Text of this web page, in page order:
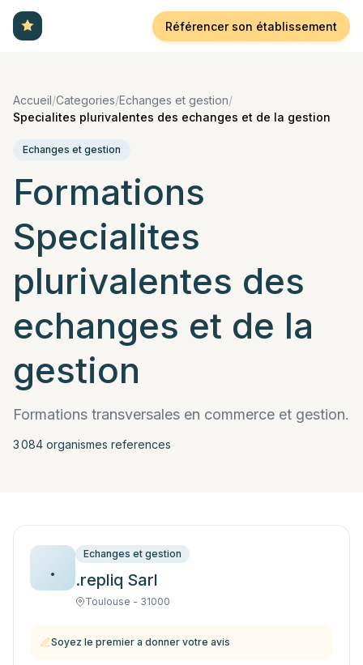
Référencer son établissement
Accueil/Categories/Echanges et gestion/
Specialites plurivalentes des echanges et de la gestion
Echanges et gestion
Formations
Specialites
plurivalentes des
echanges et de la
gestion
Formations transversales en commerce et gestion.
3 084 organismes references
.
Echanges et gestion
.repliq Sarl
Toulouse - 31000
Soyez le premier a donner votre avis